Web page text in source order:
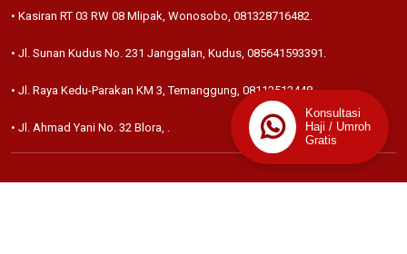
• Kasiran RT 03 RW 08 Mlipak, Wonosobo, 081328716482
• Jl. Sunan Kudus No. 231 Janggalan, Kudus, 085641593391
• Jl. Raya Kedu-Parakan KM 3, Temanggung, 08112512448.
• Jl. Ahmad Yani No. 32 Blora,
Konsultasi
Haji / Umroh
Gratis